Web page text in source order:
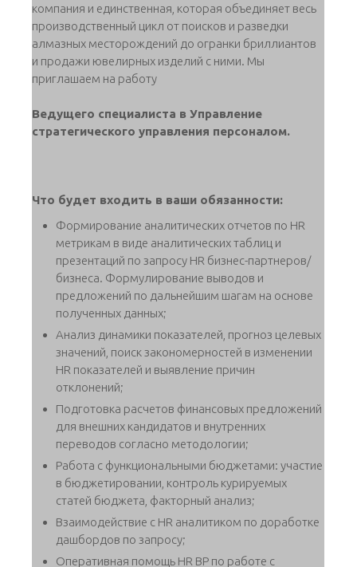
компания и единственная, которая объединяет весь
производственный цикл от поисков и разведки
алмазных месторождений до огранки бриллиантов
и продажи ювелирных изделий с ними. Мы
приглашаем на работу
Ведущего специалиста в Управление
стратегического управления персоналом.
Что будет входить в ваши обязанности:
Формирование аналитических отчетов по HR
метрикам в виде аналитических таблиц и
презентаций по запросу HR бизнес-партнеров/
бизнеса. Формулирование выводов и
предложений по дальнейшим шагам на основе
полученных данных;
Анализ динамики показателей, прогноз целевых
значений, поиск закономерностей в изменении
HR показателей и выявление причин
отклонений;
Подготовка расчетов финансовых предложений
для внешних кандидатов и внутренних
переводов согласно методологии;
Работа с функциональными бюджетами: участие
в бюджетировании, контроль курируемых
статей бюджета, факторный анализ;
Взаимодействие с HR аналитиком по доработке
дашбордов по запросу;
Оперативная помощь HR BP по работе с